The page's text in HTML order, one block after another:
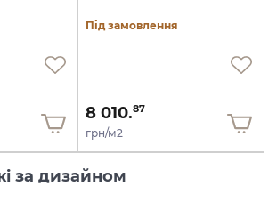
Під замовлення
8 010.87
грн/м2
за дизайном